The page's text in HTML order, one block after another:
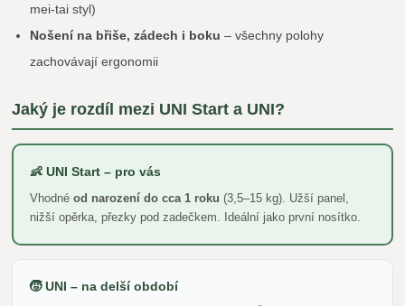
mei-tai styl)
Nošení na břiše, zádech i boku – všechny polohy
zachovávají ergonomii
Jaký je rozdíl mezi UNI Start a UNI?
👶 UNI Start – pro vás
Vhodnéod narození do cca 1 roku (3,5–15 kg). Užší panel,
nižší opěrka, přezky pod zadečkem. Ideální jako první nosítko.
🧒 UNI – na delší období